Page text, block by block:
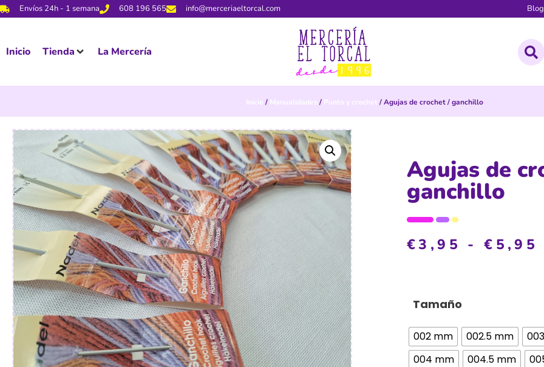
Envíos 24h - 1 semana 608 196 565 info@merceriaeltorcal.com Blog
Inicio Tienda La Mercería
Inicio / Manualidades / Punto y crochet / Agujas de crochet / ganchillo
Agujas de
ganchillo
€3,95 - € 5,95
Tamaño
002 mm 002.5 mm
004 mm
004.5 mm